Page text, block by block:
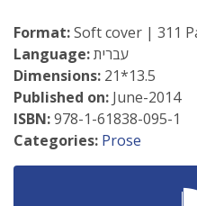
Format:Soft cover | 311
Language:עברית
Dimensions: 21*13.5
Published on: June-2014
ISBN:978-1-61838-095-1
Categories: Prose